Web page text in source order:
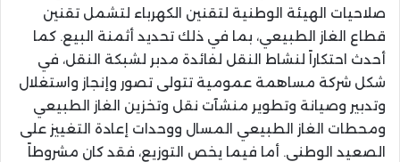
صلاحيات الهيئة الوطنية لتقنين الكهرباء لتشمل تقنين
قطاع الغاز الطبيعي، بما في ذلك تحديد أثمنة البيع. كما
أحدث احتكاراً لنشاط النقل لفائدة مدبر لشبكة النقل، في
شكل شركة مساهمة عمومية تتولى تصور وإنجاز واستغلال
وتدبير وصيانة وتطوير منشآت نقل وتخزين الغاز الطبيعي
ومحطات الغاز الطبيعي المسال ووحدات إعادة التغييز على
الصعيد الوطني. أما فيما يخص التوزيع، فقد كان مشروطاً